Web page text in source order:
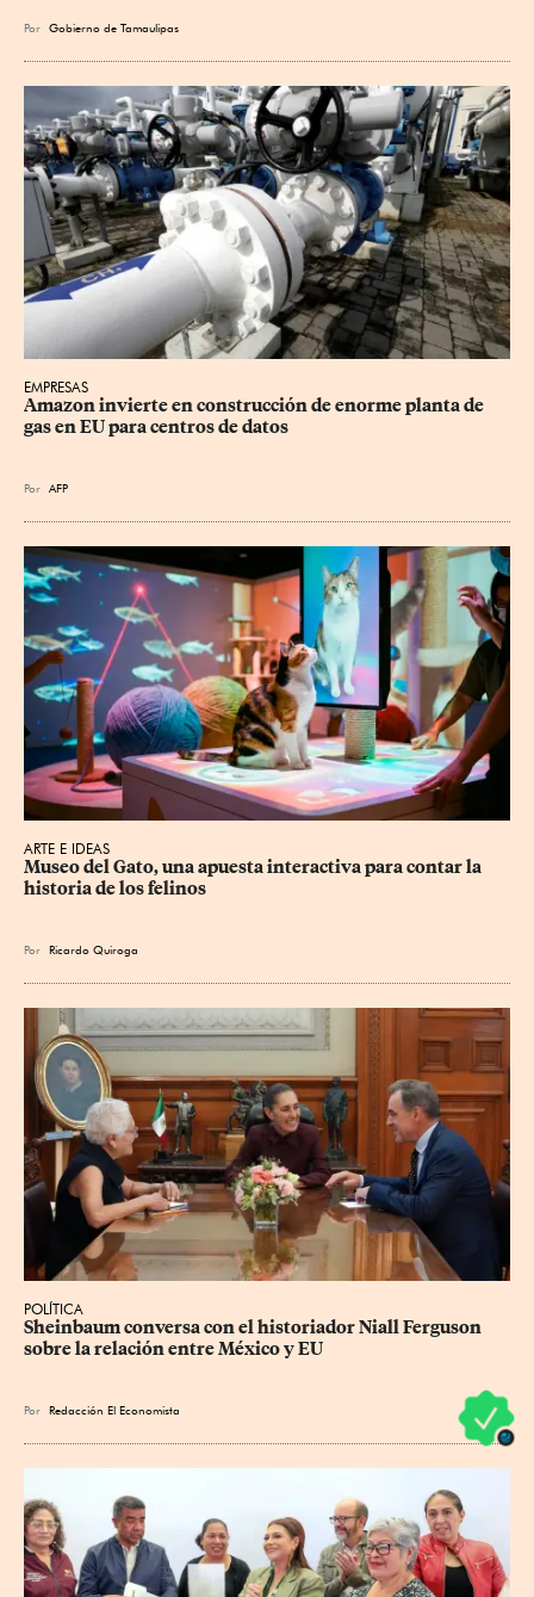
Por Gobierno de Tamaulipas
EMPRESAS
Amazon invierte en construcción de enorme planta de
gas en EU para centros de datos
Por AFP
ARTE E IDEAS
Museo del Gato, una apuesta interactiva para contar la
historia de los felinos
Por Ricardo Quiroga
POLÍTICA
Sheinbaum conversa con el historiador Niall Ferguson
sobre la relación entre México y EU
Por Redacción El Economista